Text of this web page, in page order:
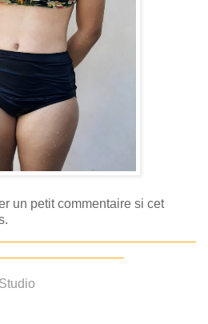
un petit commentaire si cet